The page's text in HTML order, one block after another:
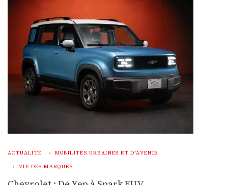
ACTUALITÉ MOBILITÉS URBAINES ET D'AVENIR
VIE DES MARQUES